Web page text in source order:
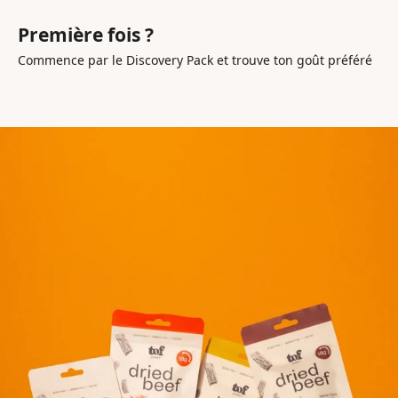
Première fois ?
Commence par le Discovery Pack et trouve ton goût préféré